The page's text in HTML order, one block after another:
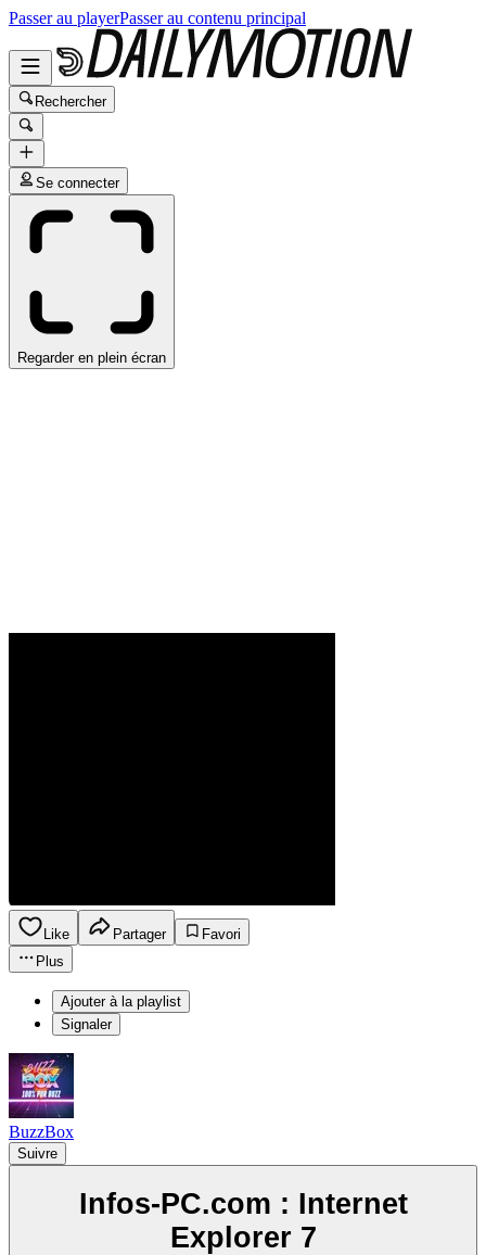
Passer au playerPasser au contenu principal
Rechercher
Se connecter
Regarder en plein écran
Like Partager
Favori
Plus
Ajouter à la playlist
Signaler
BuzzBox
Suivre
Infos-PC.com : Internet
Explorer 7